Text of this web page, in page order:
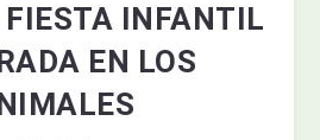
FIESTA INFANTIL
EN LOS